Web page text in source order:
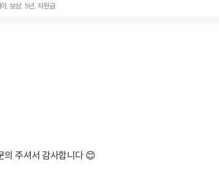
, 보상, 5년, 지원금
의 주셔서 감사합니다 😊